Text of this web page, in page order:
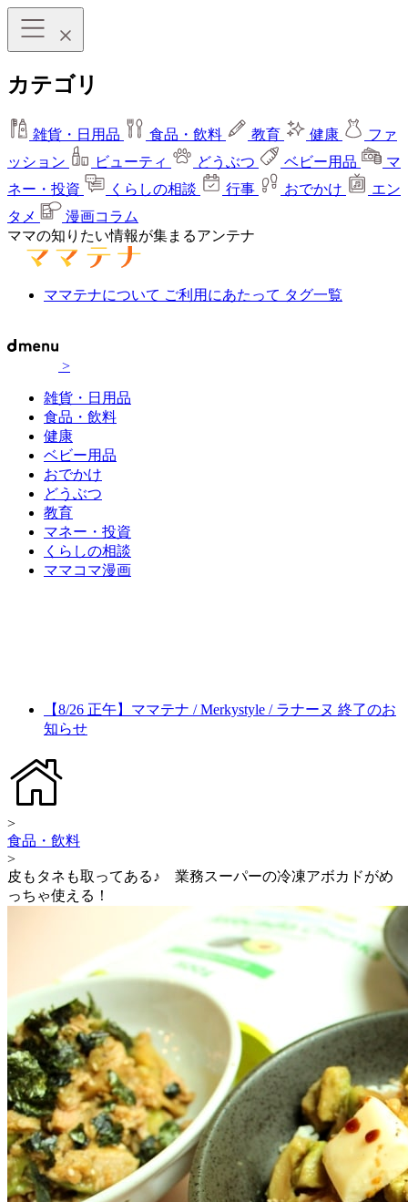
カテゴリ
雑貨・日用品 食品・飲料 教育 健康
ファ
ッション
ビューティ どうぶつ ベビー用品
マ
ネー・投資
くらしの相談 行事 おでかけ
エン
タメ
漫画コラム
ママの知りたい情報が集まるアンテナ
ママテナについて ご利用にあたって タグ一覧
>
雑貨・日用品
食品・飲料
健康
ベビー用品
おでかけ
どうぶつ
教育
マネー・投資
くらしの相談
ママコマ漫画
【8/26 正午】ママテナ / Merkystyle / ラナーヌ 終了のお
知らせ
>
食品・飲料
>
皮もタネも取ってある♪ 業務スーパーの冷凍アボカドがめ
っちゃ使える！